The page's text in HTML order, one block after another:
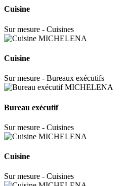
Cuisine
Sur mesure - Cuisines
Cuisine
Sur mesure - Bureaux exécutifs
Bureau exécutif
Sur mesure - Cuisines
Cuisine
Sur mesure - Cuisines